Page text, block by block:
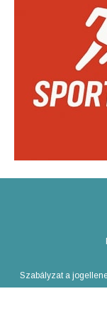
Szabályzat a